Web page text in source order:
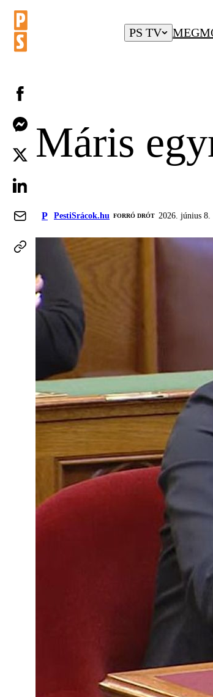
PS TV
Máris
P PestiSrácok.hu FORRÓ DRÓT 2026. június 8.